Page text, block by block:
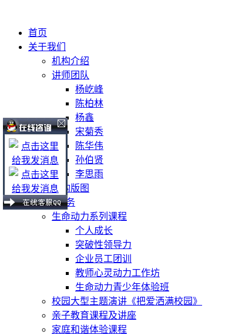
首页
关于我们
机构介绍
讲师团队
杨屹峰
陈柏林
杨鑫
宋菊秀
陈华伟
孙伯贤
李思雨
机构版图
课程及服务
生命动力系列课程
个人成长
突破性领导力
企业员工团训
教师心灵动力工作坊
生命动力青少年体验班
校园大型主题演讲《把爱洒满校园》
亲子教育课程及讲座
家庭和谐体验课程